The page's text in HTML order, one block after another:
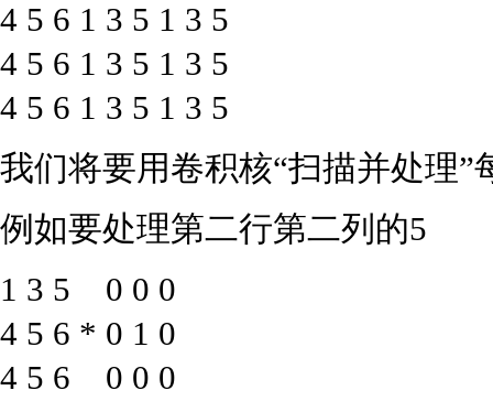
4 5 6 1 3 5 1 3 5
4 5 6 1 3 5 1 3 5
4 5 6 1 3 5 1 3 5
我们将要用卷积核“扫描并处理”
例如要处理第二行第二列的5
1 3 5 0 0 0
4 5 6 * 0 1 0
4 5 6 0 0 0